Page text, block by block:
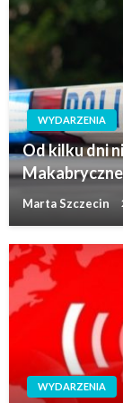
WYDARZENIA
Od kilku dni
Marta Szczecin
WYDARZENIA